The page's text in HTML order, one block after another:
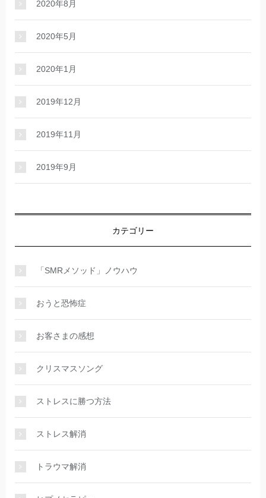
2020年8月
2020年5月
2020年1月
2019年12月
2019年11月
2019年9月
カテゴリー
「SMRメソッド」ノウハウ
おうと恐怖症
お客さまの感想
クリスマスソング
ストレスに勝つ方法
ストレス解消
トラウマ解消